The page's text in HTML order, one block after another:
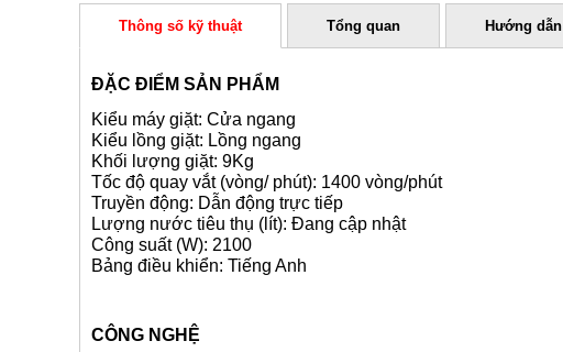
Thông số kỹ thuật Tổng quan Hướng dẫn
ĐẶC ĐIỂM SẢN PHẨM
Kiểu máy giặt: Cửa ngang
Kiểu lồng giặt: Lồng ngang
Khối lượng giặt: 9Kg
Tốc độ quay vắt (vòng/ phút): 1400 vòng/phút
Truyền động: Dẫn động trực tiếp
Lượng nước tiêu thụ (lít): Đang cập nhật
Công suất (W): 2100
Bảng điều khiển: Tiếng Anh
CÔNG NGHỆ